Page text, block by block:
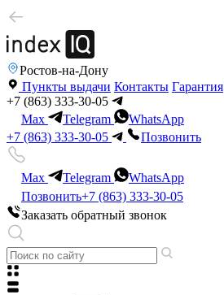
Ростов-на-Дону
Пункты выдачи Контакты Гарантия
+7 (863) 333-30-05
Max
Telegram
WhatsApp
+7 (863) 333-30-05
Позвонить
Max Telegram
WhatsApp
Позвонить+7 (863) 333-30-05
Заказать обратный звонок